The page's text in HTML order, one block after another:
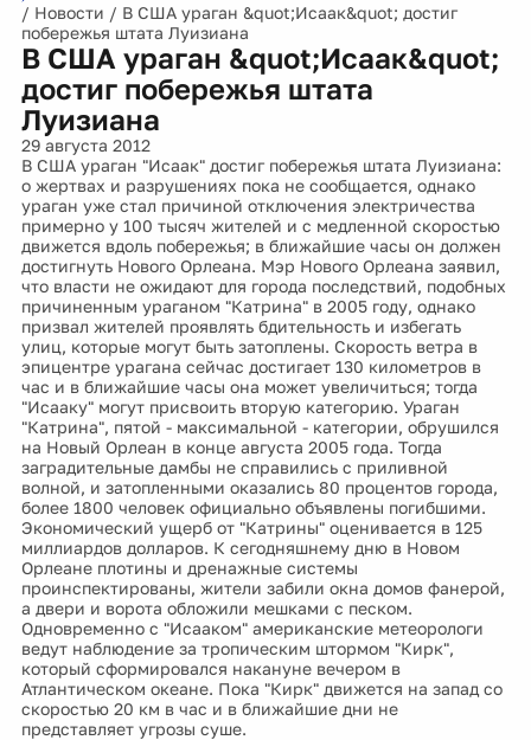
/ Новости / В США ураган &quot;Исаак&quot; достиг
побережья штата Луизиана
В США ураган &quot;Исаак&quot;
достиг побережья штата
Луизиана
29 августа 2012
В США ураган "Исаак" достиг побережья штата Луизиана:
о жертвах и разрушениях пока не сообщается, однако
ураган уже стал причиной отключения электричества
примерно у 100 тысяч жителей и с медленной скоростью
движется вдоль побережья; в ближайшие часы он должен
достигнуть Нового Орлеана. Мэр Нового Орлеана заявил,
что власти не ожидают для города последствий, подобных
причиненным ураганом "Катрина" в 2005 году, однако
призвал жителей проявлять бдительность и избегать
улиц, которые могут быть затоплены. Скорость ветра в
эпицентре урагана сейчас достигает 130 километров в
час и в ближайшие часы она может увеличиться; тогда
"Исааку" могут присвоить вторую категорию. Ураган
"Катрина", пятой - максимальной - категории, обрушился
на Новый Орлеан в конце августа 2005 года. Тогда
заградительные дамбы не справились с приливной
волной, и затопленными оказались 80 процентов города,
более 1800 человек официально объявлены погибшими.
Экономический ущерб от "Катрины" оценивается в 125
миллиардов долларов. К сегодняшнему дню в Новом
Орлеане плотины и дренажные системы
проинспектированы, жители забили окна домов фанерой,
а двери и ворота обложили мешками с песком.
Одновременно с "Исааком" американские метеорологи
ведут наблюдение за тропическим штормом "Кирк",
который сформировался накануне вечером в
Атлантическом океане. Пока "Кирк" движется на запад со
скоростью 20 км в час и в ближайшие дни не
представляет угрозы суше.